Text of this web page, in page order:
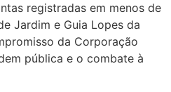
registradas em menos de
Jardim e Guia Lopes da
da Corporação
pública e o combate à